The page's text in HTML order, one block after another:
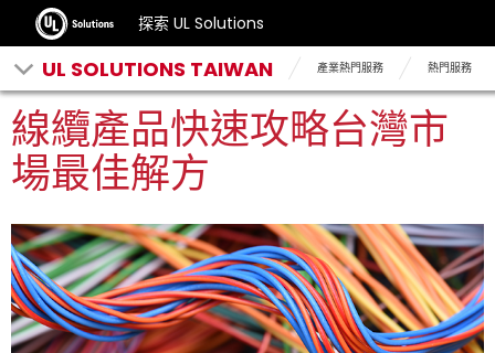
探索 UL Solutions
UL SOLUTIONS TAIWAN 產業熱門服務 熱門服務
線纜產品快速攻略台灣市
場最佳解方